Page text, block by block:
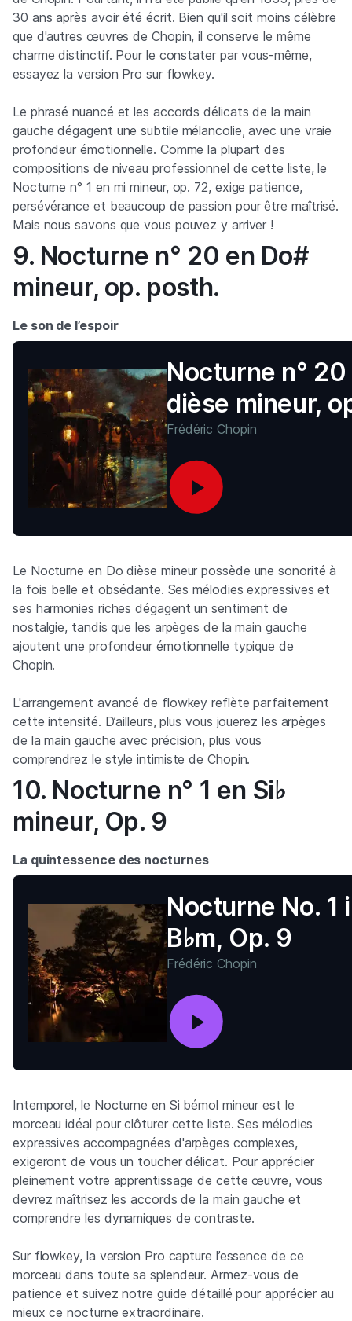
30 ans après avoir été écrit. Bien qu'il soit moins célèbre
que d'autres œuvres de Chopin, il conserve le même
charme distinctif. Pour le constater par vous-même,
essayez la version Pro sur flowkey.
Le phrasé nuancé et les accords délicats de la main
gauche dégagent une subtile mélancolie, avec une vraie
profondeur émotionnelle. Comme la plupart des
compositions de niveau professionnel de cette liste, le
Nocturne n° 1 en mi mineur, op. 72, exige patience,
persévérance et beaucoup de passion pour être maîtrisé.
Mais nous savons que vous pouvez y arriver !
9. Nocturne n° 20 en Do#
mineur, op. posth.
Le son de l’espoir
Nocturne n° 20
dièse mineur,
posth.
Frédéric Chopin
Le Nocturne en Do dièse mineur possède une sonorité à
la fois belle et obsédante. Ses mélodies expressives et
ses harmonies riches dégagent un sentiment de
nostalgie, tandis que les arpèges de la main gauche
ajoutent une profondeur émotionnelle typique de
Chopin.
L'arrangement avancé de flowkey reflète parfaitement
cette intensité. D’ailleurs, plus vous jouerez les arpèges
de la main gauche avec précision, plus vous
comprendrez le style intimiste de Chopin.
10. Nocturne n° 1 en Si♭
mineur, Op. 9
La quintessence des nocturnes
Nocturne No. 1
B♭m, Op. 9
Frédéric Chopin
Intemporel, le Nocturne en Si bémol mineur est le
morceau idéal pour clôturer cette liste. Ses mélodies
expressives accompagnées d'arpèges complexes,
exigeront de vous un toucher délicat. Pour apprécier
pleinement votre apprentissage de cette œuvre, vous
devrez maîtrisez les accords de la main gauche et
comprendre les dynamiques de contraste.
Sur flowkey, la version Pro capture l’essence de ce
morceau dans toute sa splendeur. Armez-vous de
patience et suivez notre guide détaillé pour apprécier au
mieux ce nocturne extraordinaire.